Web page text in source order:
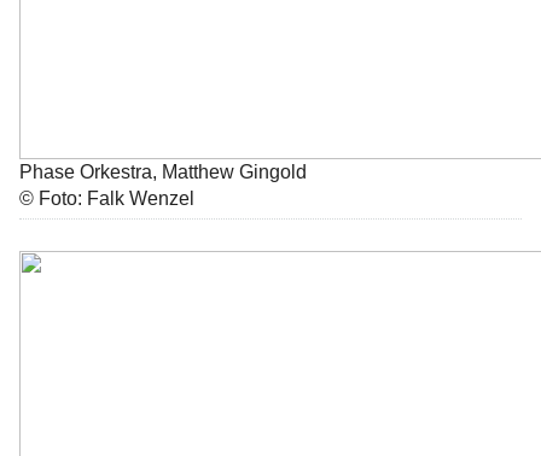
Phase Orkestra, Matthew Gingold
© Foto: Falk Wenzel